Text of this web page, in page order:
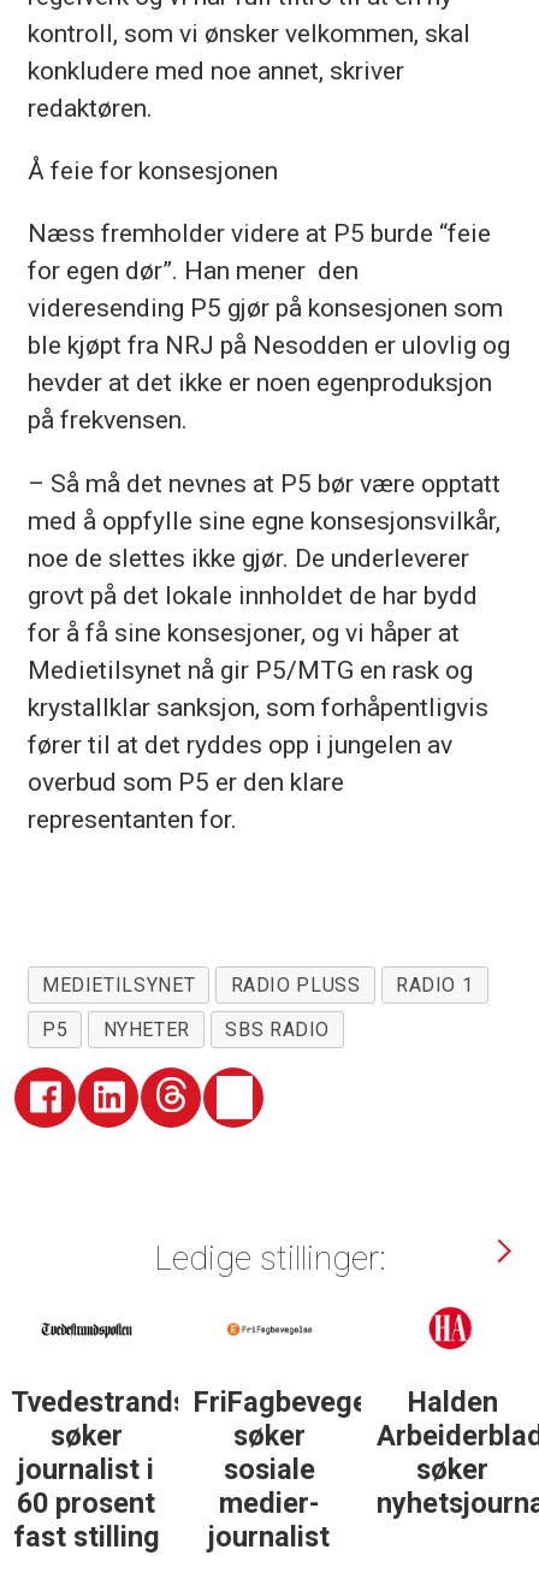
kontroll, som vi ønsker velkommen, skal
konkludere med noe annet, skriver
redaktøren.
Å feie for konsesjonen
Næss fremholder videre at P5 burde “feie
for egen dør”. Han mener den
videresending P5 gjør på konsesjonen som
ble kjøpt fra NRJ på Nesodden er ulovlig og
hevder at det ikke er noen egenproduksjon
på frekvensen.
– Så må det nevnes at P5 bør være opptatt
med å oppfylle sine egne konsesjonsvilkår,
noe de slettes ikke gjør. De underleverer
grovt på det lokale innholdet de har bydd
for å få sine konsesjoner, og vi håper at
Medietilsynet nå gir P5/MTG en rask og
krystallklar sanksjon, som forhåpentligvis
fører til at det ryddes opp i jungelen av
overbud som P5 er den klare
representanten for.
MEDIETILSYNET RADIO PLUSS
RADIO 1
P5
NYHETER SBS RADIO
Ledige stillinger:
Tvedestrandsposten
søker
journalist i
60 prosent
fast stilling
FriFagbevegelse
søker
sosiale
medier-
journalist
Halden
søker